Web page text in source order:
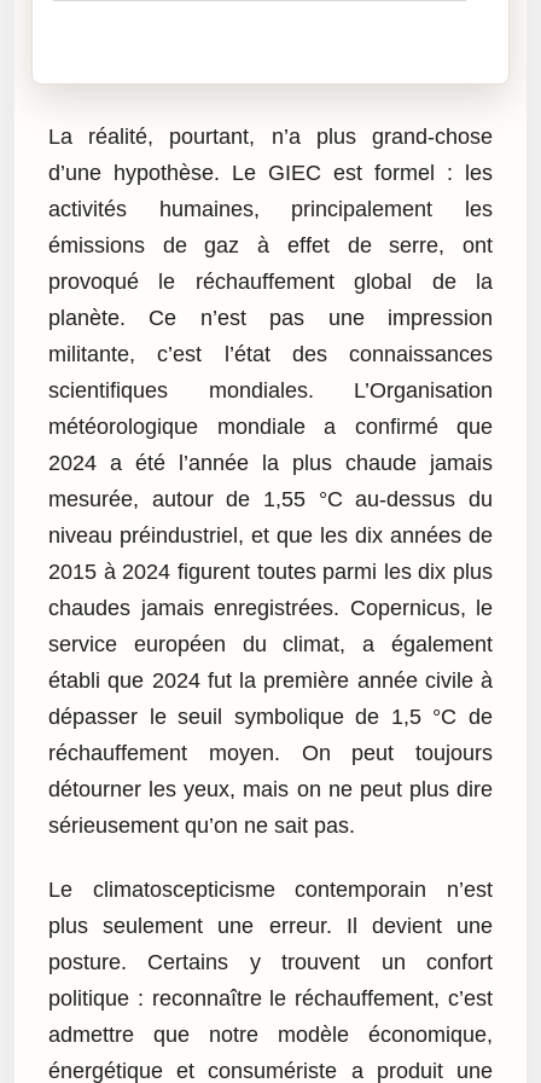
La réalité, pourtant, n’a plus grand-chose
d’une hypothèse. Le GIEC est formel : les
activités humaines, principalement les
émissions de gaz à effet de serre, ont
provoqué le réchauffement global de la
planète. Ce n’est pas une impression
militante, c’est l’état des connaissances
scientifiques mondiales. L’Organisation
météorologique mondiale a confirmé que
2024 a été l’année la plus chaude jamais
mesurée, autour de 1,55 °C au-dessus du
niveau préindustriel, et que les dix années de
2015 à 2024 figurent toutes parmi les dix plus
chaudes jamais enregistrées. Copernicus, le
service européen du climat, a également
établi que 2024 fut la première année civile à
dépasser le seuil symbolique de 1,5 °C de
réchauffement moyen. On peut toujours
détourner les yeux, mais on ne peut plus dire
sérieusement qu’on ne sait pas.
Le climatoscepticisme contemporain n’est
plus seulement une erreur. Il devient une
posture. Certains y trouvent un confort
politique : reconnaître le réchauffement, c’est
admettre que notre modèle économique,
énergétique et consumériste a produit une